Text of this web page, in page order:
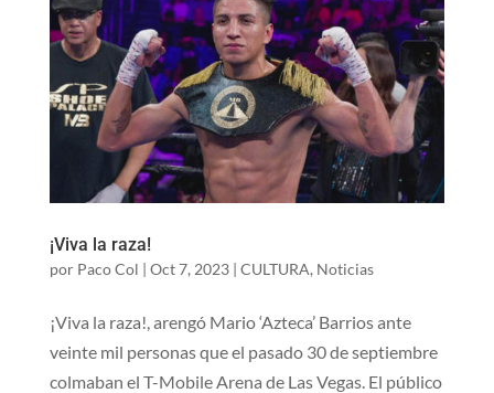
¡Viva la raza!
por Paco Col | Oct 7, 2023| CULTURA, Noticias
¡Viva la raza!, arengó Mario ‘Azteca’ Barrios ante
veinte mil personas que el pasado 30 de septiembre
colmaban el T-Mobile Arena de Las Vegas. El público